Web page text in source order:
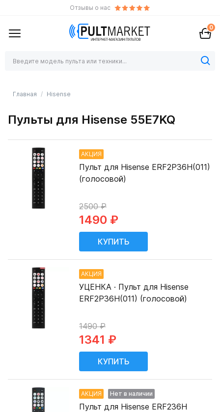
Отзывы о нас
0
Главная Hisense
Пульты для Hisense 55E7KQ
АКЦИЯ
Пульт для Hisense ERF2P36H(011)
(голосовой)
2500 ₽
1490 ₽
АКЦИЯ
УЦЕНКА · Пульт для Hisense
ERF2P36H(011) (голосовой)
1490 ₽
1341 ₽
АКЦИЯ Нет в наличии
Пульт для Hisense ERF236H